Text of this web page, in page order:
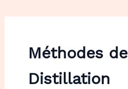
Méthodes de
Distillation